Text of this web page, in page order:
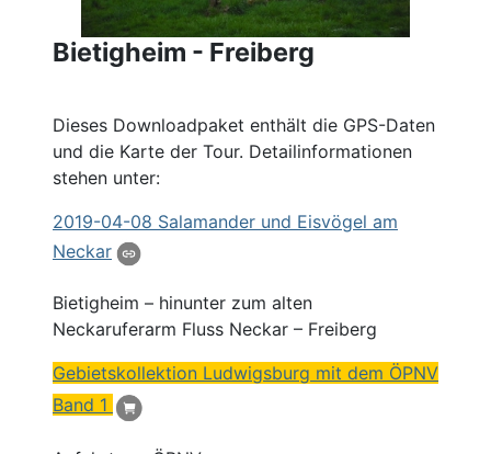
Bietigheim - Freiberg
Dieses Downloadpaket enthält die GPS-Daten
und die Karte der Tour. Detailinformationen
stehen unter:
2019-04-08 Salamander und Eisvögel am
Neckar
Bietigheim – hinunter zum alten
Neckaruferarm Fluss Neckar – Freiberg
Gebietskollektion Ludwigsburg mit dem ÖPNV
Band 1